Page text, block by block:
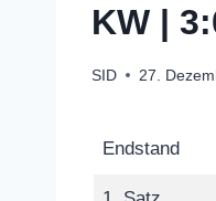
KW |
SID 27.
Endstand